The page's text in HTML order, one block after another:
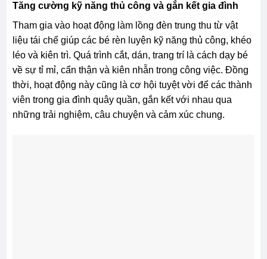
Tăng cường kỹ năng thủ công và gắn kết gia đình
Tham gia vào hoạt động làm lồng đèn trung thu từ vật
liệu tái chế giúp các bé rèn luyện kỹ năng thủ công, khéo
léo và kiên trì. Quá trình cắt, dán, trang trí là cách dạy bé
về sự tỉ mỉ, cẩn thận và kiên nhẫn trong công việc. Đồng
thời, hoạt động này cũng là cơ hội tuyệt vời để các thành
viên trong gia đình quây quần, gắn kết với nhau qua
những trải nghiệm, câu chuyện và cảm xúc chung.